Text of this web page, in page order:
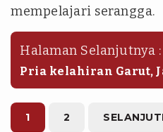
mempelajari serangga.
Halaman Selanjutnya :
Pria kelahiran Garut,
1967 itu
sarjana di IPB pada
1 2